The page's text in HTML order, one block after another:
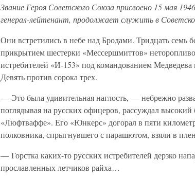
Звание Героя Советского Союза присвоено 15 мая
генерал-лейтенант, продолжает служить в
Они встретились в небе над Бродами. Тридцать
прикрытием шестерки «Мессершмиттов»
истребителей «И-153» под командованием
Девять против сорока трех.
— Это была удивительная наглость, — небрежно
поглядывая на русских офицеров, рассуждал
«Люфтваффе». Его «Юнкерс» догорал в пяти
полковника, спрыгнувшего с парашютом, взяли в
— Горстка каких-то русских истребителей дерзко
прославленных летчиков райха…